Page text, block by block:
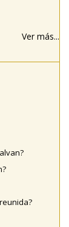
Ver más...